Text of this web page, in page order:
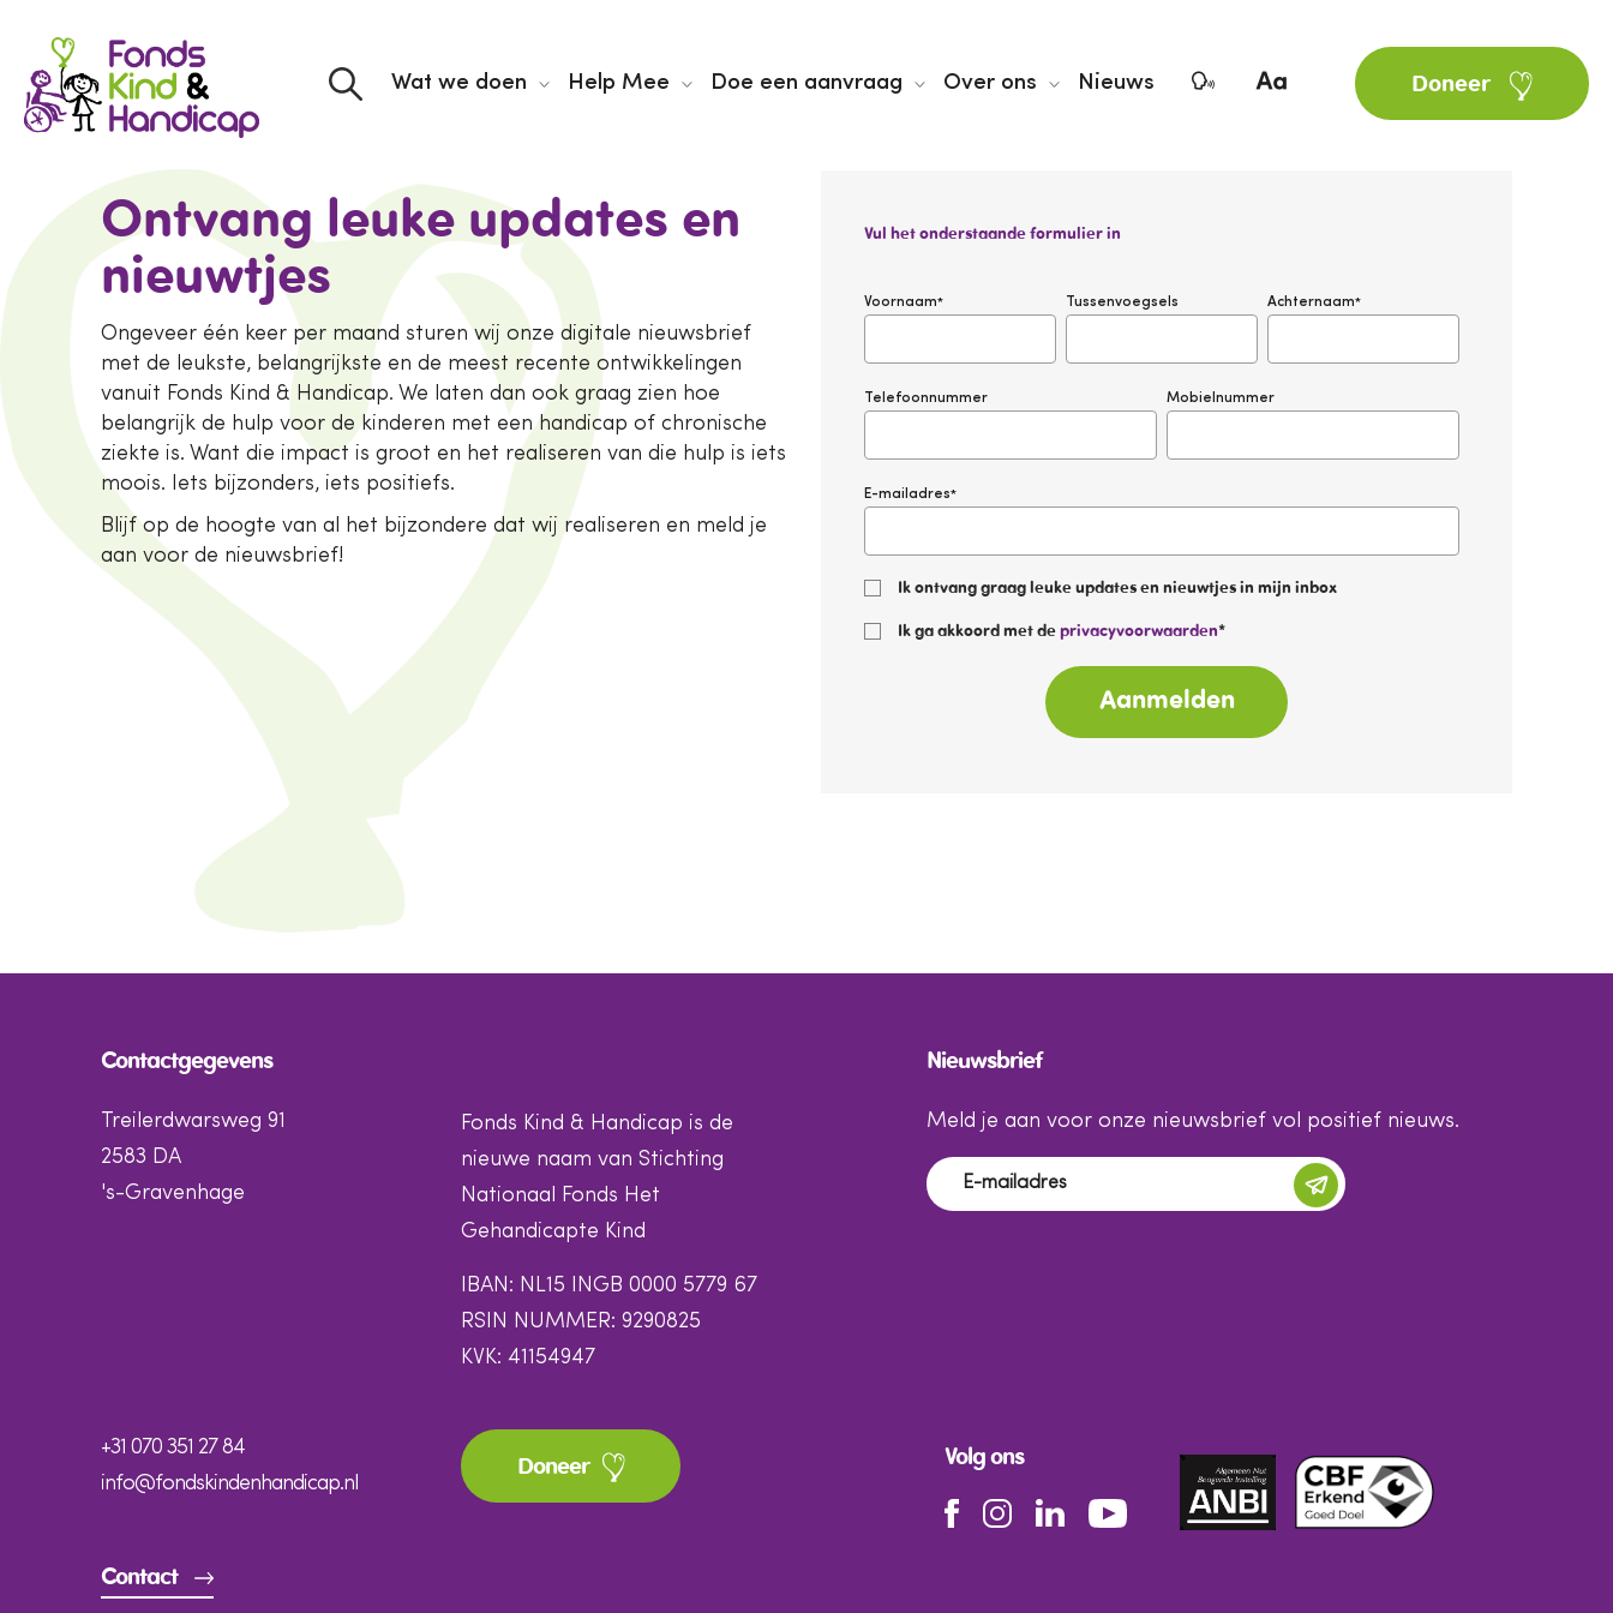
Wat we doen Help Mee Doe een aanvraag Over ons Nieuws Doneer
Ontvang leuke updates en
nieuwtjes
Ongeveer één keer per maand sturen wij onze digitale nieuwsbrief
met de leukste, belangrijkste en de meest recente ontwikkelingen
vanuit Fonds Kind & Handicap. We laten dan ook graag zien hoe
belangrijk de hulp voor de kinderen met een handicap of chronische
ziekte is. Want die impact is groot en het realiseren van die hulp is iets
moois. Iets bijzonders, iets positiefs.
Blijf op de hoogte van al het bijzondere dat wij realiseren en meld je
aan voor de nieuwsbrief!
Vul het onderstaande formulier in
Voornaam* Tussenvoegsels Achternaam*
Telefoonnummer Mobielnummer
E-mailadres*
Ik ontvang graag leuke updates en nieuwtjes in mijn inbox
Ik ga akkoord met de privacyvoorwaarden*
Contactgegevens
Treilerdwarsweg 91
2583 DA
's-Gravenhage
Fonds Kind & Handicap is de
nieuwe naam van Stichting
Nationaal Fonds Het
Gehandicapte Kind
IBAN: NL15 INGB 0000 5779 67
RSIN NUMMER: 9290825
KVK: 41154947
Nieuwsbrief
Meld je aan voor onze nieuwsbrief vol positief nieuws.
+31 070 351 27 84
info@fondskindenhandicap.nl
Contact
Doneer Volg ons